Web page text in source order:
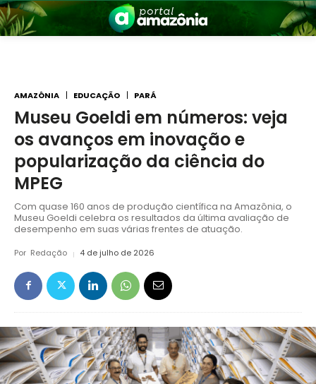
AMAZÔNIA EDUCAÇÃO PARÁ
Museu Goeldi em números: veja
os avanços em inovação e
popularização da ciência do
MPEG
Com quase 160 anos de produção científica na Amazônia, o
Museu Goeldi celebra os resultados da última avaliação de
desempenho em suas várias frentes de atuação.
Por Redação 4 de julho de 2026